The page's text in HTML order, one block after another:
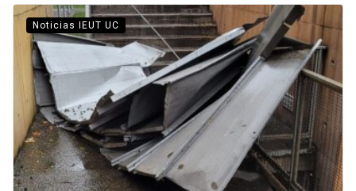
Noticias IEUT UC